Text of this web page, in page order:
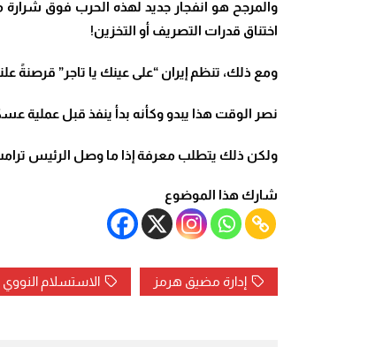
والمرجح هو انفجار جديد لهذه الحرب فوق شرارة
اختناق قدرات التصريف أو التخزين!
ومع ذلك، تنظم إيران “على عينك يا تاجر” قرصنةً
نصر الوقت هذا يبدو وكأنه بدأ ينفذ قبل عملية
ولكن ذلك يتطلب معرفة إذا ما وصل الرئيس ترامب
شارك هذا الموضوع
إدارة مضيق هرمز الاستسلام النووي